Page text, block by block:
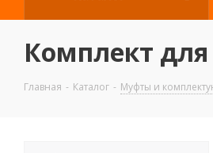
Комплект
Главная - Каталог - Муфты и